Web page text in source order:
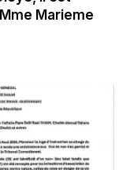
Marieme